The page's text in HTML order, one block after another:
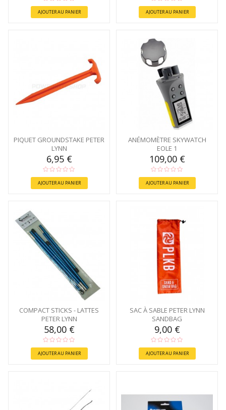
AJOUTER AU PANIER AJOUTER AU PANIER
PIQUET GROUNDSTAKE PETER
LYNN
6,95 €
AJOUTER AU PANIER
ANÉMOMÈTRE SKYWATCH
EOLE 1
109,00 €
AJOUTER AU PANIER
COMPACT STICKS - LATTES
PETER LYNN
58,00 €
AJOUTER AU PANIER
SAC À SABLE PETER LYNN
SANDBAG
9,00 €
AJOUTER AU PANIER